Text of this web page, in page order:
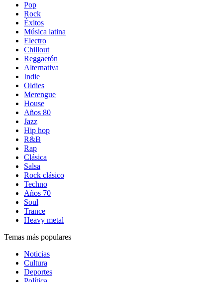
Pop
Rock
Éxitos
Música latina
Electro
Chillout
Reggaetón
Alternativa
Indie
Oldies
Merengue
House
Años 80
Jazz
Hip hop
R&B
Rap
Clásica
Salsa
Rock clásico
Techno
Años 70
Soul
Trance
Heavy metal
Temas más populares
Noticias
Cultura
Deportes